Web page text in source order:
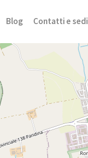
Blog Contatti e sedi